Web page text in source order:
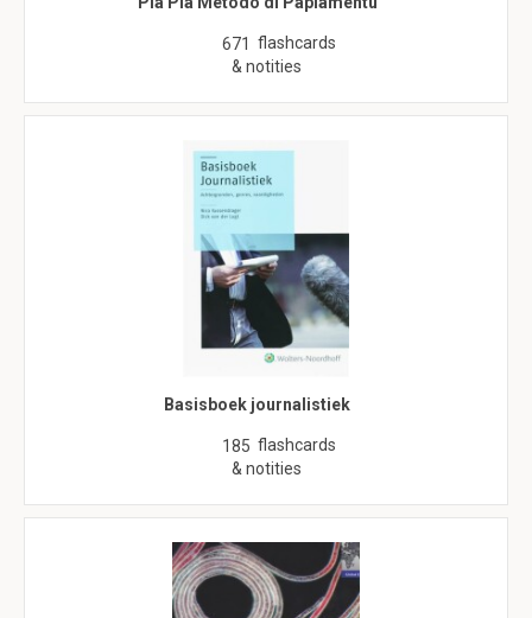
671 flashcards
& notities
Basisboek journalistiek
185 flashcards
& notities